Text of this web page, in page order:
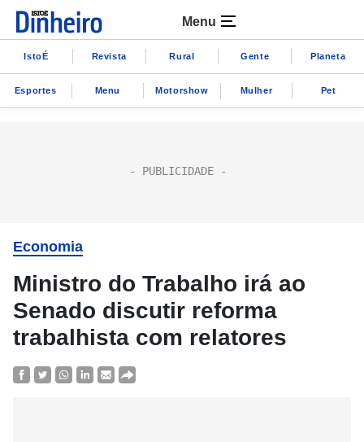
Menu
IstoÉ Revista Rural Gente Planeta
Esportes Menu Motorshow Mulher Pet
Economia
Ministro do Trabalho irá ao
Senado discutir reforma
trabalhista com relatores